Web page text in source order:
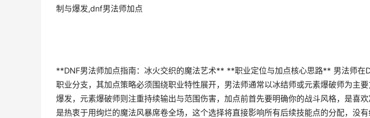
制与爆发,dnf男法师加点
**DNF男法师加点指南：冰火交织的魔法艺术** **职业定位与加点核心思路** 男法师在
职业分支，其加点策略必须围绕职业特性展开，男法师通常以冰结师或元素爆破师为主
爆发，元素爆破师则注重持续输出与范围伤害，加点前首先要明确你的战斗风格，是喜
是热衷于用绚烂的魔法风暴席卷全场，这个选择将直接影响所有后续技能点的分配，没